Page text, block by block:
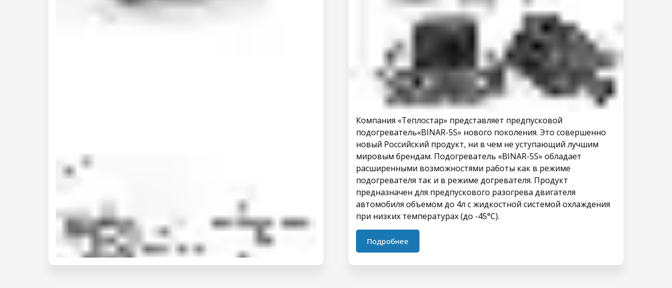
Компания «Теплостар» представляет предпусковой
подогреватель«BINAR-5S» нового поколения. Это совершенно
новый Российский продукт, ни в чем не уступающий лучшим
мировым брендам. Подогреватель «BINAR-5S» обладает
расширенными возможностями работы как в режиме
подогревателя так и в режиме догревателя. Продукт
предназначен для предпускового разогрева двигателя
автомобиля объемом до 4л с жидкостной системой охлаждения
при низких температурах (до -45°C).
Подробнее